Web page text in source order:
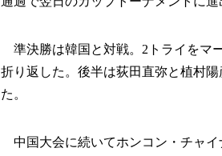
準決勝は韓国と対戦。2トライをマ
折り返した。後半は荻田直弥と植村
た。
中国大会に続いてホンコン・チャイ